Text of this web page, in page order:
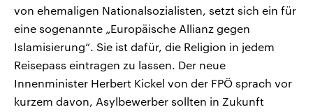
von ehemaligen Nationalsozialisten, setzt sich ein für
eine sogenannte „Europäische Allianz gegen
Islamisierung“. Sie ist dafür, die Religion in jedem
Reisepass eintragen zu lassen. Der neue
Innenminister Herbert Kickel von der FPÖ sprach vor
kurzem davon, Asylbewerber sollten in Zukunft